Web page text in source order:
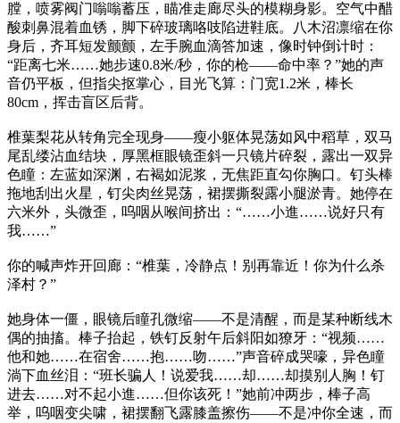
膛，喷雾阀门嗡嗡蓄压，瞄准走廊尽头的模糊身影。空气中醋
酸刺鼻混着血锈，脚下碎玻璃咯吱陷进鞋底。八木沼凛缩在你
身后，齐耳短发颤颤，左手腕血滴答加速，像时钟倒计时：
“距离七米……她步速0.8米/秒，你的枪——命中率？”她的声
音仍平板，但指尖抠掌心，目光飞算：门宽1.2米，棒长
80cm，挥击盲区后背。
椎葉梨花从转角完全现身——瘦小躯体晃荡如风中稻草，双马
尾乱缕沾血结块，厚黑框眼镜歪斜一只镜片碎裂，露出一双异
色瞳：左蓝如深渊，右褐如泥浆，无焦距直勾你胸口。钉头棒
拖地刮出火星，钉尖肉丝晃荡，裙摆撕裂露小腿淤青。她停在
六米外，头微歪，呜咽从喉间挤出：“……小進……说好只有
我……”
你的喊声炸开回廊：“椎葉，冷静点！别再靠近！你为什么杀
泽村？”
她身体一僵，眼镜后瞳孔微缩——不是清醒，而是某种断线木
偶的抽搐。棒子抬起，铁钉反射午后斜阳如獠牙：“视频……
他和她……在宿舍……抱……吻……”声音碎成哭嚎，异色瞳
淌下血丝泪：“班长骗人！说爱我……却……却摸别人胸！钉
进去……对不起小進……但你该死！”她前冲两步，棒子高
举，呜咽变尖啸，裙摆翻飞露膝盖擦伤——不是冲你全速，而